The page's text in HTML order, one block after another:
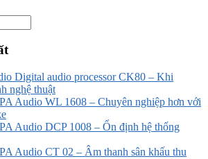
Digital audio processor CK80 – Khi
nghệ thuật
Audio WL 1608 – Chuyên nghiệp hơn với
Audio DCP 1008 – Ổn định hệ thống
Audio CT 02 – Âm thanh sân khấu thu